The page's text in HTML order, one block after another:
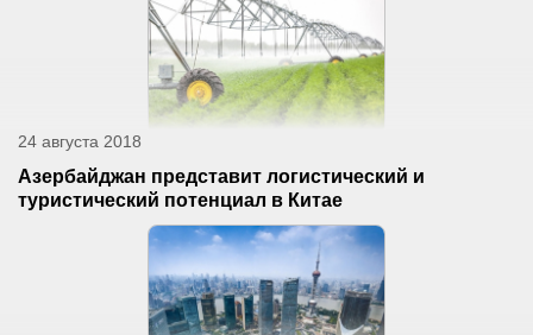
24 августа 2018
Азербайджан представит логистический и
туристический потенциал в Китае